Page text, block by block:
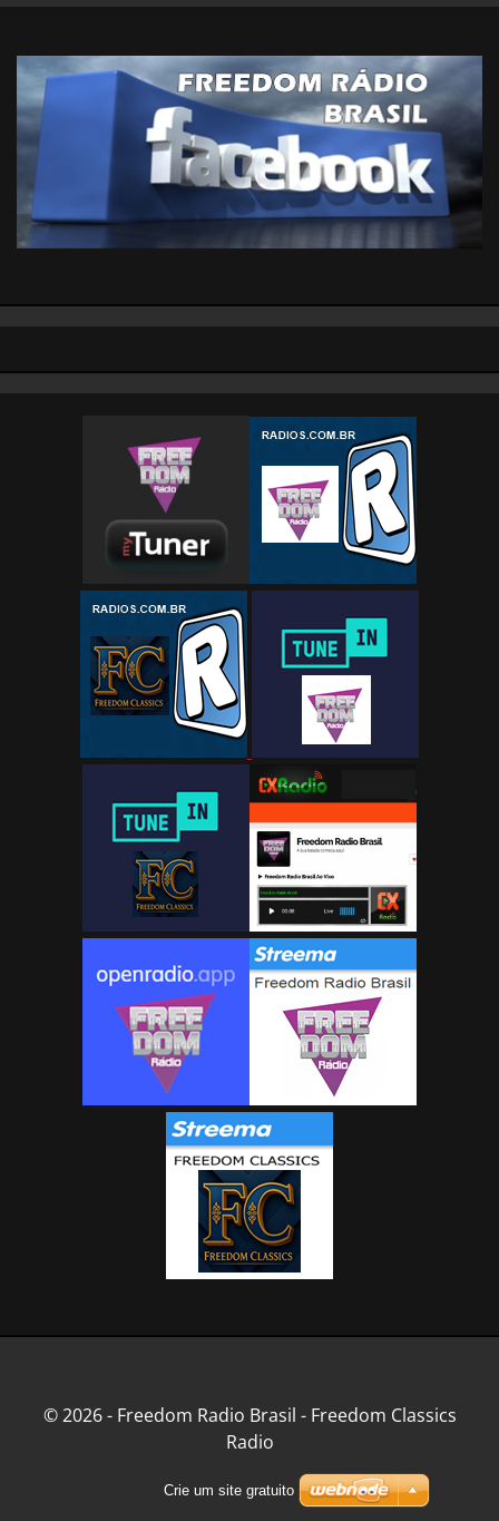
© 2026 - Freedom Radio Brasil - Freedom Classics
Radio
Crie um site gratuito